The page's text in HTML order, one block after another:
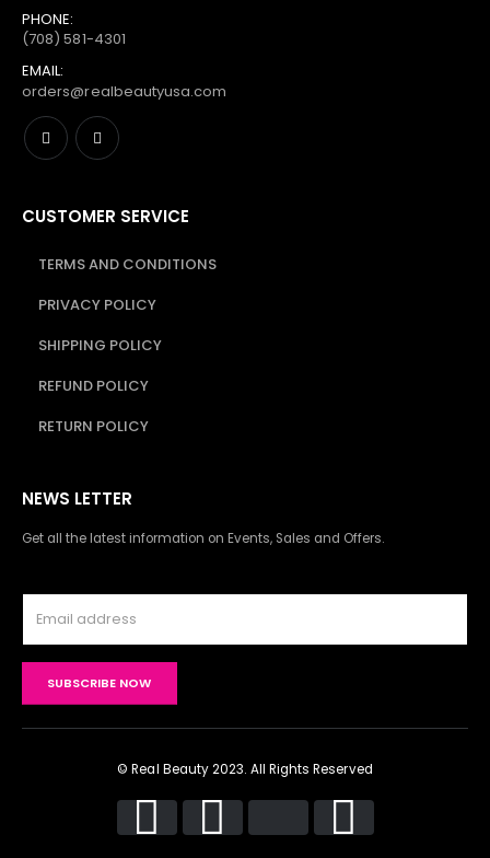
PHONE:
(708) 581-4301
EMAIL:
orders@realbeautyusa.com
CUSTOMER SERVICE
TERMS AND CONDITIONS
PRIVACY POLICY
SHIPPING POLICY
REFUND POLICY
RETURN POLICY
NEWS LETTER
Get all the latest information on Events, Sales and Offers.
© Real Beauty 2023. All Rights Reserved